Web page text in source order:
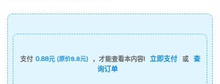
支付 0.88元 (原价8.8元) ，才能查看本内容! 立即支付 或
查
询订单